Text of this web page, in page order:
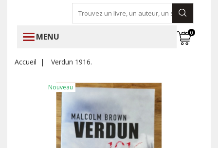
MENU 0
Accueil Verdun 1916.
Nouveau